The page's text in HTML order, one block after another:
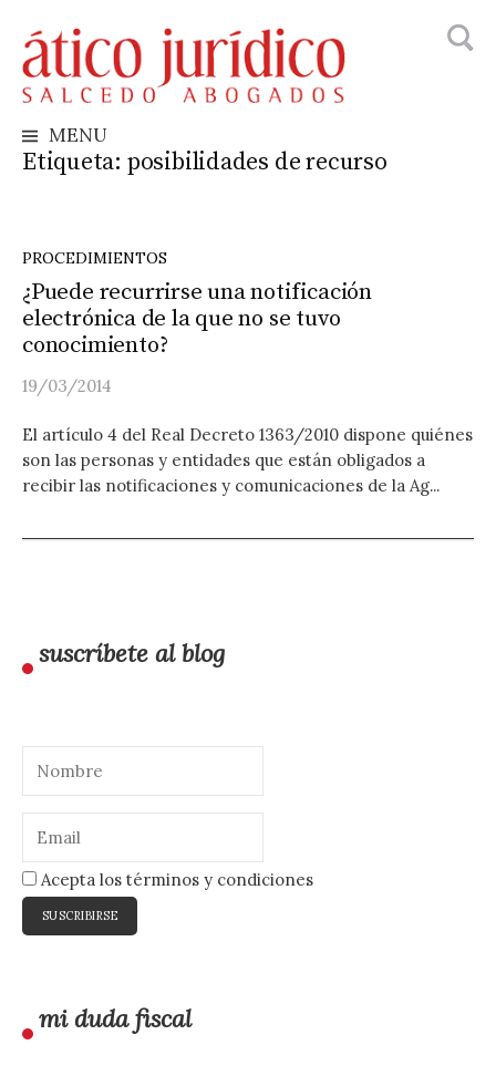
to
content
MENU
Etiqueta: posibilidades de recurso
PROCEDIMIENTOS
¿Puede recurrirse una notificación
electrónica de la que no se tuvo
conocimiento?
19/03/2014
El artículo 4 del Real Decreto 1363/2010 dispone quiénes
son las personas y entidades que están obligados a
recibir las notificaciones y comunicaciones de la Ag...
suscríbete al blog
Acepta los términos y condiciones
mi duda fiscal